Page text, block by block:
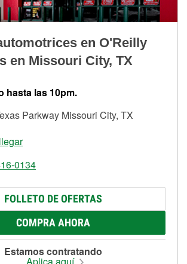
en O'Reilly
en Missouri City, TX
hasta las 10pm.
Parkway Missouri City, TX
0134
FOLLETO DE OFERTAS
COMPRA AHORA
Estamos contratando